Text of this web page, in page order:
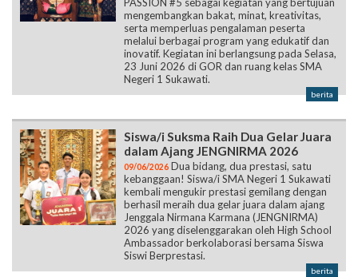
mengembangkan bakat, minat, kreativitas,
serta memperluas pengalaman peserta
melalui berbagai program yang edukatif dan
inovatif. Kegiatan ini berlangsung pada Selasa,
23 Juni 2026 di GOR dan ruang kelas SMA
Negeri 1 Sukawati.
berita
Siswa/i Suksma Raih Dua Gelar Juara
dalam Ajang JENGNIRMA 2026
09/06/2026 Dua bidang, dua prestasi, satu
kebanggaan! Siswa/i SMA Negeri 1 Sukawati
kembali mengukir prestasi gemilang dengan
berhasil meraih dua gelar juara dalam ajang
Jenggala Nirmana Karmana (JENGNIRMA)
2026 yang diselenggarakan oleh High School
Ambassador berkolaborasi bersama Siswa
Siswi Berprestasi.
berita